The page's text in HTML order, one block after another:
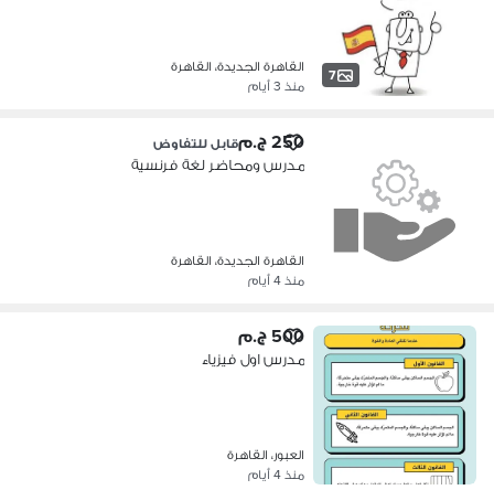
7
القاهرة الجديدة، القاهرة
منذ 3 أيام
250 ج.م قابل للتفاوض
مدرس ومحاضر لغة فرنسية
القاهرة الجديدة، القاهرة
منذ 4 أيام
500 ج.م
مدرس اول فيزياء
العبور، القاهرة
منذ 4 أيام